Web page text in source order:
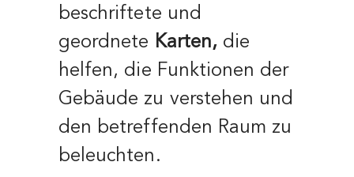
beschriftete und
geordnete Karten,die
helfen, die Funktionen der
Gebäude zu verstehen und
den betreffenden Raum zu
beleuchten.